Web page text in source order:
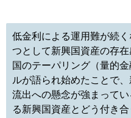
低金利による運用難が続
つとして新興国資産の存
国のテーパリング（量的
ルが語られ始めたことで
流出への懸念が強まって
る新興国資産とどう付き